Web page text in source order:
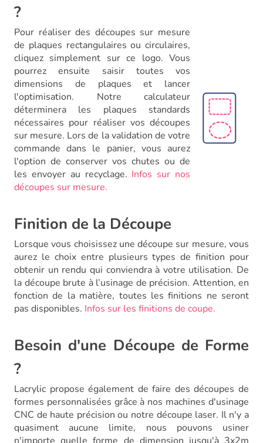
?
Pour réaliser des découpes sur mesure
de plaques rectangulaires ou circulaires,
cliquez simplement sur ce logo. Vous
pourrez ensuite saisir toutes vos
dimensions de plaques et lancer
l'optimisation. Notre calculateur
déterminera les plaques standards
nécessaires pour réaliser vos découpes
sur mesure. Lors de la validation de votre
commande dans le panier, vous aurez
l'option de conserver vos chutes ou de
les envoyer au recyclage. Infos sur nos
découpes sur mesure.
Finition de la Découpe
Lorsque vous choisissez une découpe sur mesure, vous
aurez le choix entre plusieurs types de finition pour
obtenir un rendu qui conviendra à votre utilisation. De
la découpe brute à l’usinage de précision. Attention, en
fonction de la matière, toutes les finitions ne seront
pas disponibles. Infos sur les finitions de coupe.
Besoin d'une Découpe de Forme
?
Lacrylic propose également de faire des découpes de
formes personnalisées grâce à nos machines d'usinage
CNC de haute précision ou notre découpe laser. Il n'y a
quasiment aucune limite, nous pouvons usiner